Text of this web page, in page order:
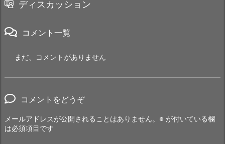
ディスカッション
コメント一覧
まだ、コメントがありません
コメントをどうぞ
メールアドレスが公開されることはありません。 ※ が付いている欄
は必須項目です